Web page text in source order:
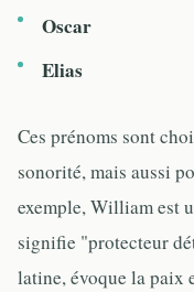
Oscar
Elias
Ces prénoms sont
sonorité, mais aussi
exemple, William est
signifie "protecteur
latine, évoque la paix